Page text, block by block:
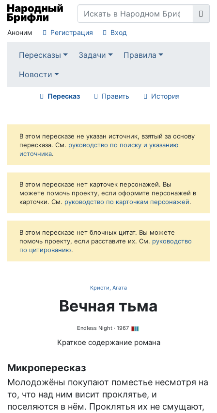
Аноним Регистрация Вход
Пересказы Задачи
Правила
Новости
Пересказ Править История
В этом пересказе не указан источник, взятый за основу
пересказа. См. руководство по поиску и указанию
источника.
В этом пересказе нет карточек персонажей. Вы
можете помочь проекту, если оформите персонажей в
карточки. См. руководство по карточкам персонажей.
В этом пересказе нет блочных цитат. Вы можете
помочь проекту, если расставите их. См. руководство
по цитированию.
Кристи, Агата
Вечная тьма
Endless Night · 1967
Краткое содержание романа
Микропересказ
Молодожёны покупают поместье несмотря на
то, что над ним висит проклятье, и
поселяются в нём. Проклятья их не смущают,